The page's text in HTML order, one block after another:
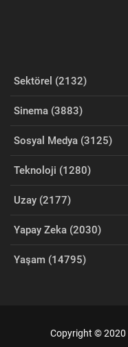
Sektörel (2132)
Sinema (3883)
Sosyal Medya (3125)
Teknoloji (1280)
Uzay (2177)
Yapay Zeka (2030)
Yaşam (14795)
Copyright © 2020